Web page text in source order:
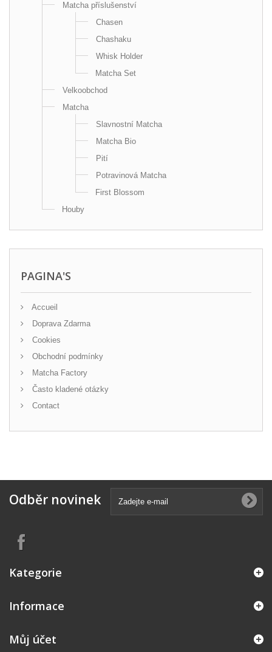
Matcha příslušenství
Chasen
Chashaku
Whisk Holder
Matcha Set
Velkoobchod
Matcha
Slavnostní Matcha
Matcha Bio
Pití
Potravinová Matcha
First Blossom
Houby
PAGINA'S
Accueil
Doprava Zdarma
Cookies
Obchodní podmínky
Matcha Factory
Často kladené otázky
Contact
Odběr novinek
Kategorie
Informace
Můj účet